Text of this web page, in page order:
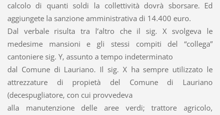
calcolo di quanti soldi la collettività dovrà sborsare. Ed
aggiungete la sanzione amministrativa di 14.400 euro.
Dal verbale risulta tra l’altro che il sig. X svolgeva le
medesime mansioni e gli stessi compiti del “collega”
cantoniere sig. Y, assunto a tempo indeterminato
dal Comune di Lauriano. Il sig. X ha sempre utilizzato le
attrezzature di propietà del Comune di Lauriano
(decespugliatore, con cui provvedeva
alla manutenzione delle aree verdi; trattore agricolo,